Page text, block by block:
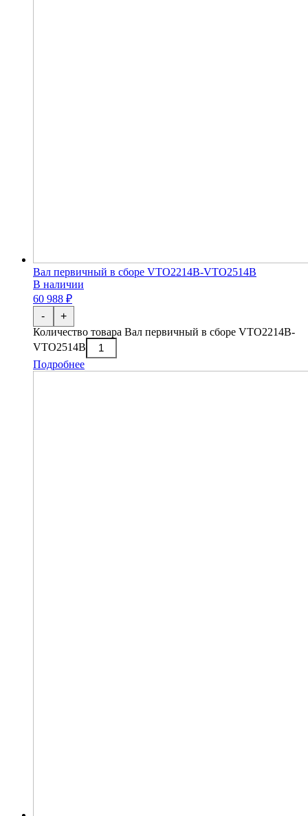
Вал первичный в сборе VTO2214B-VTO2514B
В наличии
60 988 ₽
-
Количество товара Вал первичный в сборе VTO2214B-
VTO2514B
+
Подробнее